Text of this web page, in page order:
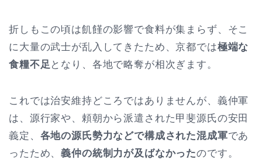
折しもこの頃は飢饉の影響で食料が集まらず、そこ
に大量の武士が乱入してきたため、京都では極端な
食糧不足となり、各地で略奪が相次ぎます。
これでは治安維持どころではありませんが、義仲軍
は、源行家や、頼朝から派遣された甲斐源氏の安田
義定、 各地の源氏勢力などで構成された混成軍であ
ったため、義仲の統制力が及ばなかったのです。